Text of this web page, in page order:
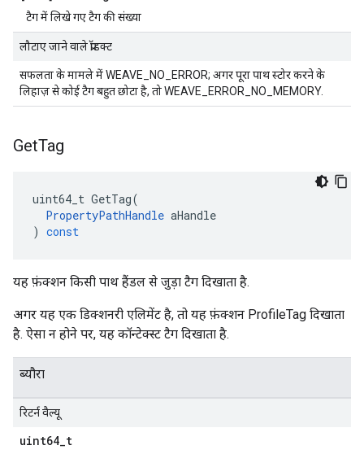
टैग में लिखे गए टैग की संख्या
लौटाए जाने वाले प्रॉडक्ट
सफलता के मामले में WEAVE_NO_ERROR; अगर पूरा पाथ स्टोर करने के
लिहाज़ से कोई टैग बहुत छोटा है, तो WEAVE_ERROR_NO_MEMORY.
GetTag
uint64_t GetTag(
PropertyPathHandle aHandle
) const
यह फ़ंक्शन किसी पाथ हैंडल से जुड़ा टैग दिखाता है.
अगर यह एक डिक्शनरी एलिमेंट है, तो यह फ़ंक्शन ProfileTag दिखाता
है. ऐसा न होने पर, यह कॉन्टेक्स्ट टैग दिखाता है.
ब्यौरा
रिटर्न वैल्यू
uint64_t